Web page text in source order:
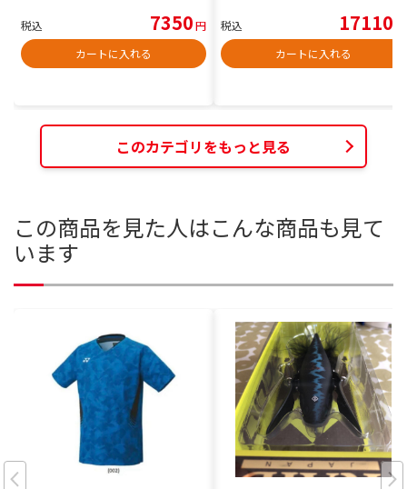
税込 7350円
カートに入れる
税込 17110
カートに入れる
このカテゴリをもっと見る
この商品を見た人はこんな商品も見て
います